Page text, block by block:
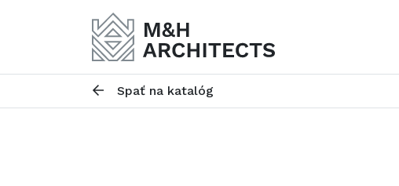
Spať na katalóg